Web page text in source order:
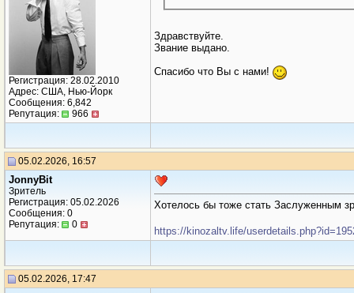
Регистрация: 28.02.2010
Адрес: США, Нью-Йорк
Сообщения: 6,842
Репутация:
966
Здравствуйте.
Звание выдано.
Спасибо что Вы с нами!
05.02.2026, 16:57
JonnyBit
Зритель
Регистрация: 05.02.2026
Сообщения: 0
Репутация:
0
Хотелось бы тоже стать Заслуженным
https://kinozaltv.life/
05.02.2026, 17:47